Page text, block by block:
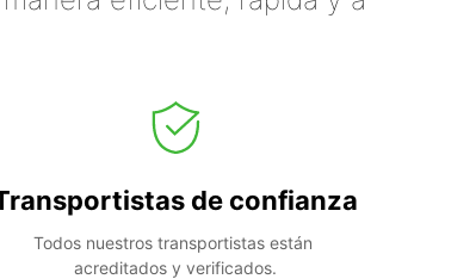
de confianza
Todos nuestros transportistas están
acreditados y verificados.